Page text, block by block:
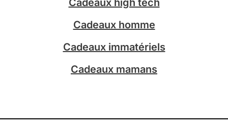
m
Cadeaux homme
Cadeaux immatériels
Cadeaux mamans